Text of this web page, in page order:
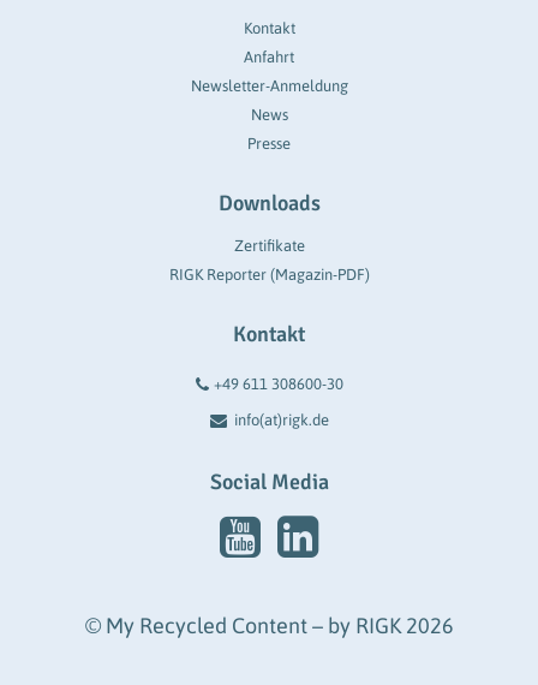
Kontakt
Anfahrt
Newsletter-Anmeldung
News
Presse
Downloads
Zertifikate
RIGK Reporter (Magazin-PDF)
Kontakt
+49 611 308600-30
info(at)rigk.de
Social Media
© My Recycled Content – by RIGK 2026